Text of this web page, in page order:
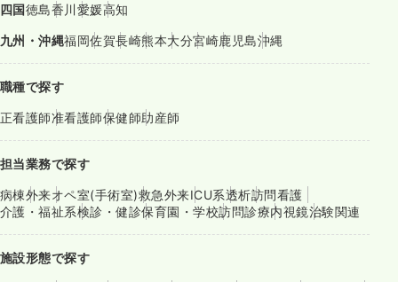
四国徳島香川愛媛高知
九州・沖縄福岡佐賀長崎熊本大分宮崎鹿児島沖縄
職種で探す
正看護師准看護師保健師助産師
担当業務で探す
病棟外来オペ室(手術室)救急外来ICU系透析訪問看護
介護・福祉系検診・健診保育園・学校訪問診療内視鏡治験関連
施設形態で探す